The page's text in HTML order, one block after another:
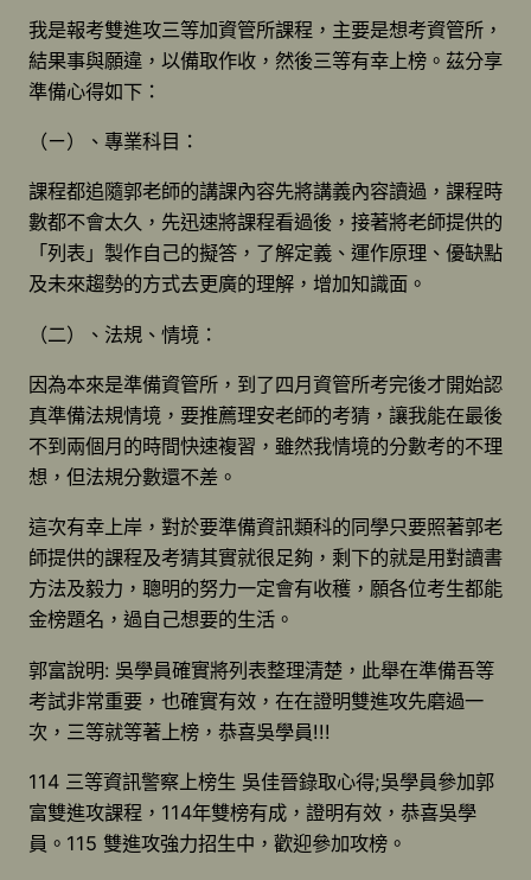
我是報考雙進攻三等加資管所課程，主要是想考資管所，
結果事與願違，以備取作收，然後三等有幸上榜。茲分享
準備心得如下：
（ㄧ）、專業科目：
課程都追隨郭老師的講課內容先將講義內容讀過，課程時
數都不會太久，先迅速將課程看過後，接著將老師提供的
「列表」製作自己的擬答，了解定義、運作原理、優缺點
及未來趨勢的方式去更廣的理解，增加知識面。
（二）、法規、情境：
因為本來是準備資管所，到了四月資管所考完後才開始認
真準備法規情境，要推薦理安老師的考猜，讓我能在最後
不到兩個月的時間快速複習，雖然我情境的分數考的不理
想，但法規分數還不差。
這次有幸上岸，對於要準備資訊類科的同學只要照著郭老
師提供的課程及考猜其實就很足夠，剩下的就是用對讀書
方法及毅力，聰明的努力一定會有收穫，願各位考生都能
金榜題名，過自己想要的生活。
郭富說明: 吳學員確實將列表整理清楚，此舉在準備吾等
考試非常重要，也確實有效，在在證明雙進攻先磨過一
次，三等就等著上榜，恭喜吳學員!!!
114 三等資訊警察上榜生 吳佳晉錄取心得;吳學員參加郭
富雙進攻課程，114年雙榜有成，證明有效，恭喜吳學
員。115 雙進攻強力招生中，歡迎參加攻榜。